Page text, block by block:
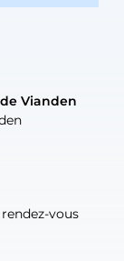
Vianden
rendez-vous
Vianden
rendez-vous
Vianden
Vianden